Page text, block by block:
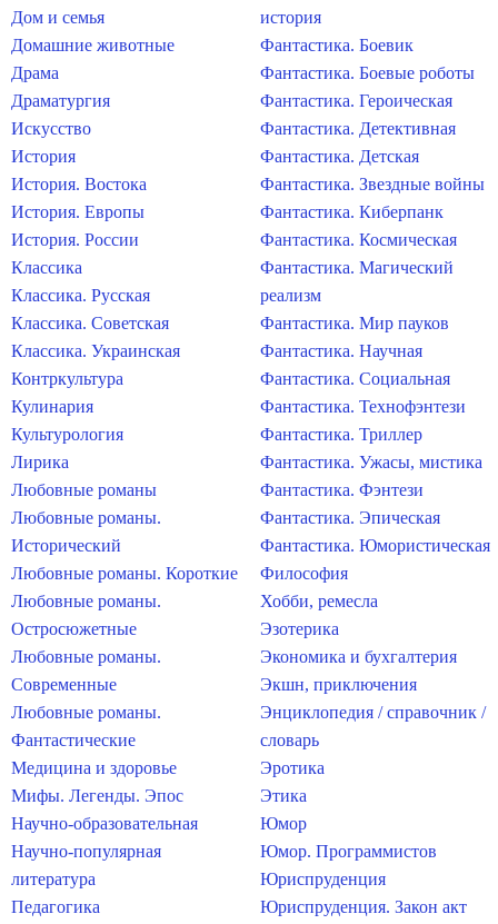
Дом и семья
Домашние животные
Драма
Драматургия
Искусство
История
История. Востока
История. Европы
История. России
Классика
Классика. Русская
Классика. Советская
Классика. Украинская
Контркультура
Кулинария
Культурология
Лирика
Любовные романы
Любовные романы.
Исторический
Любовные романы. Короткие
Любовные романы.
Остросюжетные
Любовные романы.
Современные
Любовные романы.
Фантастические
Медицина и здоровье
Мифы. Легенды. Эпос
Научно-образовательная
Научно-популярная
литература
Педагогика
история
Фантастика. Боевик
Фантастика. Боевые роботы
Фантастика. Героическая
Фантастика. Детективная
Фантастика. Детская
Фантастика. Звездные войны
Фантастика. Киберпанк
Фантастика. Космическая
Фантастика. Магический
реализм
Фантастика. Мир пауков
Фантастика. Научная
Фантастика. Социальная
Фантастика. Технофэнтези
Фантастика. Триллер
Фантастика. Ужасы, мистика
Фантастика. Фэнтези
Фантастика. Эпическая
Фантастика. Юмористическая
Философия
Хобби, ремесла
Эзотерика
Экономика и бухгалтерия
Экшн, приключения
Энциклопедия / справочник /
словарь
Эротика
Этика
Юмор
Юмор. Программистов
Юриспруденция
Юриспруденция. Закон акт